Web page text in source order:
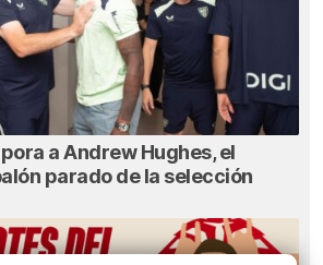
a Andrew Hughes, el
parado de la selección